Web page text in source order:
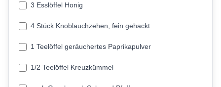
3 Esslöffel Honig
4 Stück Knoblauchzehen, fein gehackt
1 Teelöffel geräuchertes Paprikapulver
1/2 Teelöffel Kreuzkümmel